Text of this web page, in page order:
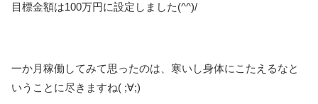
目標金額は100万円に設定しました(^^)/
一か月稼働してみて思ったのは、寒いし身体にこたえるなと
いうことに尽きますね( ;∀;)